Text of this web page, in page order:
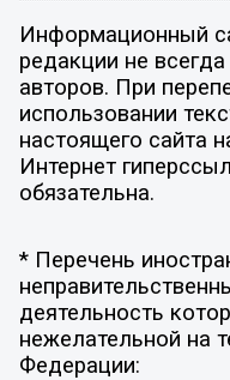
Информационный
редакции не
авторов. При
использовании
настоящего сайта
Интернет
обязательна.
* Перечень
деятельность
нежелательной на
Федерации: